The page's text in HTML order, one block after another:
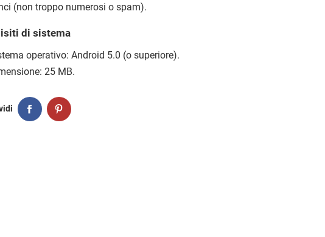
(non troppo numerosi o spam).
di sistema
operativo: Android 5.0 (o superiore).
25 MB.